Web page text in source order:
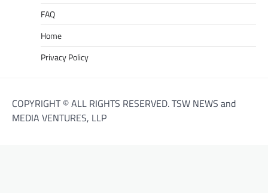
FAQ
Home
Privacy Policy
COPYRIGHT © ALL RIGHTS RESERVED. TSW NEWS and
MEDIA VENTURES, LLP